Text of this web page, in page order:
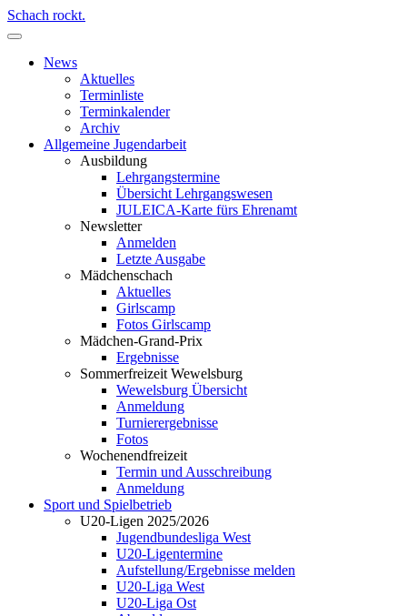
Schach rockt.
News
Aktuelles
Terminliste
Terminkalender
Archiv
Allgemeine Jugendarbeit
Ausbildung
Lehrgangstermine
Übersicht Lehrgangswesen
JULEICA-Karte fürs Ehrenamt
Newsletter
Anmelden
Letzte Ausgabe
Mädchenschach
Aktuelles
Girlscamp
Fotos Girlscamp
Mädchen-Grand-Prix
Ergebnisse
Sommerfreizeit Wewelsburg
Wewelsburg Übersicht
Anmeldung
Turnierergebnisse
Fotos
Wochenendfreizeit
Termin und Ausschreibung
Anmeldung
Sport und Spielbetrieb
U20-Ligen 2025/2026
Jugendbundesliga West
U20-Ligentermine
Aufstellung/Ergebnisse melden
U20-Liga West
U20-Liga Ost